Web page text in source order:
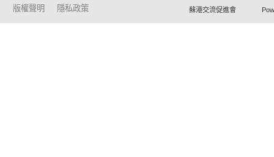
版權聲明 隱私政策 蘇港交流促進會